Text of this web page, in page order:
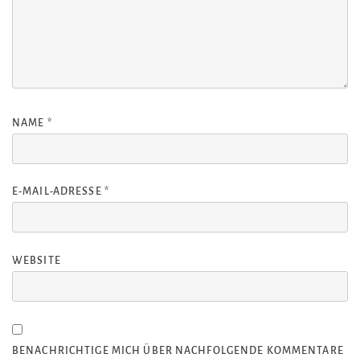
NAME *
E-MAIL-ADRESSE *
WEBSITE
BENACHRICHTIGE MICH ÜBER NACHFOLGENDE KOMMENTARE